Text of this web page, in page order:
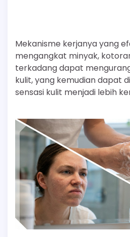
Mekanisme kerjanya yang
mengangkat minyak,
terkadang dapat
kulit, yang kemudian dapat
sensasi kulit menjadi lebih